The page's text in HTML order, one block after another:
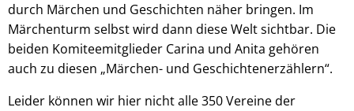
durch Märchen und Geschichten näher bringen. Im
Märchenturm selbst wird dann diese Welt sichtbar. Die
beiden Komiteemitglieder Carina und Anita gehören
auch zu diesen „Märchen- und Geschichtenerzählern“.
Leider können wir hier nicht alle 350 Vereine der